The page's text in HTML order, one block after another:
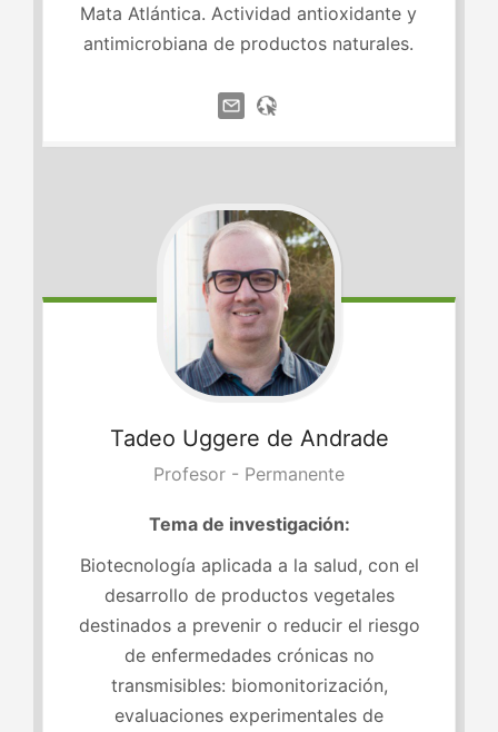
Mata Atlántica. Actividad antioxidante y
antimicrobiana de productos naturales.
Tadeo Uggere de Andrade
Profesor - Permanente
Tema de investigación:
Biotecnología aplicada a la salud, con el
desarrollo de productos vegetales
destinados a prevenir o reducir el riesgo
de enfermedades crónicas no
transmisibles: biomonitorización,
evaluaciones experimentales de